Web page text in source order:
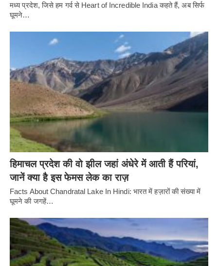
मध्य प्रदेश, जिसे हम गर्व से Heart of Incredible India कहते हैं, अब सिर्फ
घूमने…
हिमाचल प्रदेश की वो झील जहां अंधेरे में आती हैं परियां,
जानें क्या है इस फेमस लेक का राज़
Facts About Chandratal Lake In Hindi: भारत में हज़ारों की संख्या में
घूमने की जगहें…